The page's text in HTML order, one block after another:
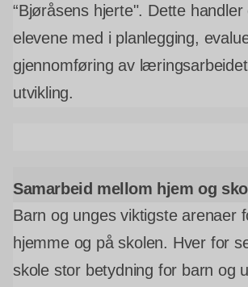
“Bjøråsens hjerte". Dette
elevene med i planlegging,
gjennomføring av
utvikling.
Samarbeid mellom hjem og
Barn og unges viktigste arenaer
hjemme og på skolen. Hver for
skole stor betydning for barn og